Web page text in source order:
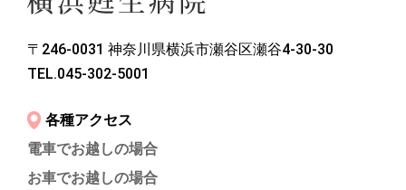
〒246-0031 神奈川県横浜市瀬谷区瀬谷4-30-30
TEL.045-302-5001
各種アクセス
電車でお越しの場合
お車でお越しの場合